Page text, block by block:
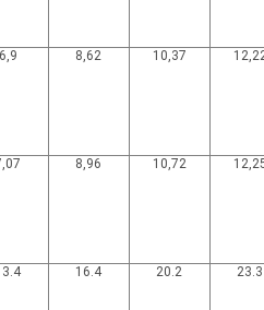
6,9 8,62 10,37
8,96 10,72
16.4 20.2 23.3